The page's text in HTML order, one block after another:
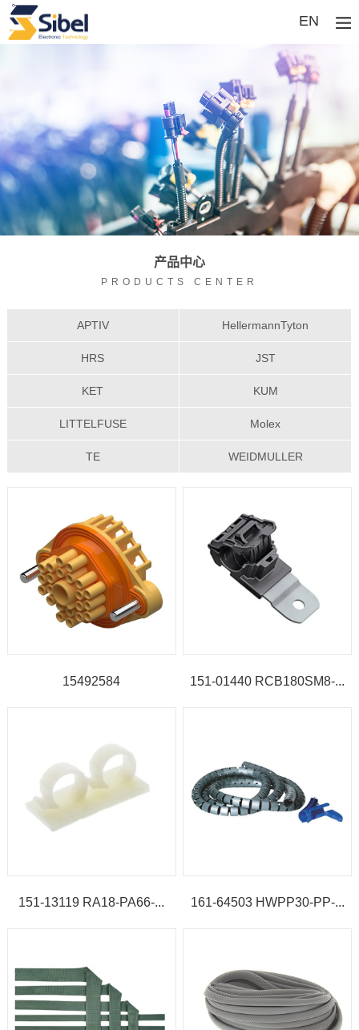
EN
产品中心
PRODUCTS CENTER
APTIV HellermannTyton
HRS JST
KET KUM
LITTELFUSE Molex
TE WEIDMULLER
15492584 151-01440 RCB180SM8-...
151-13119 RA18-PA66-... 161-64503 HWPP30-PP-...